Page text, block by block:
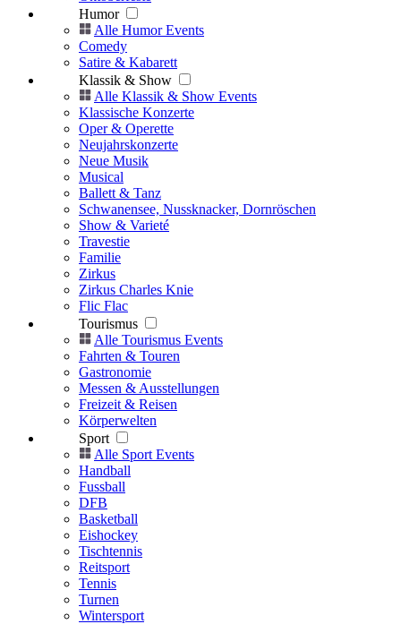
Humor
Alle Humor Events
Comedy
Satire & Kabarett
Klassik & Show
Alle Klassik & Show Events
Klassische Konzerte
Oper & Operette
Neujahrskonzerte
Neue Musik
Musical
Ballett & Tanz
Schwanensee, Nussknacker, Dornröschen
Show & Varieté
Travestie
Familie
Zirkus
Zirkus Charles Knie
Flic Flac
Tourismus
Alle Tourismus Events
Fahrten & Touren
Gastronomie
Messen & Ausstellungen
Freizeit & Reisen
Körperwelten
Sport
Alle Sport Events
Handball
Fussball
DFB
Basketball
Eishockey
Tischtennis
Reitsport
Tennis
Turnen
Wintersport